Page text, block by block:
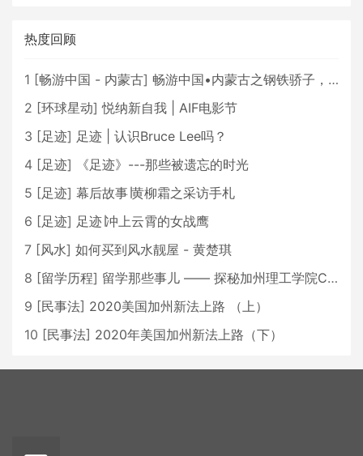
热度回顾
1 [畅游中国 - 内蒙古] 畅游中国•内蒙古之钢铁骄子，魅力包头
2 [环球星动] 悦纳新自我 | AIF电影节
3 [足迹] 足迹 | 认识Bruce Lee吗？
4 [足迹]
《足迹》---那些被遗忘的时光
5 [足迹] 幕后故事∣黄柳霜之采访手札
6 [足迹] 足迹∣冲上云霄的女战鹰
7 [风水] 如何买到风水靓屋 - 黄楚琪
8 [留学历程] 留学那些事儿 —— 探秘加州理工学院Caltech博士生活 [上集]
9 [民事法] 2020美国加州新法上路 （上）
10 [民事法] 2020年美国加州新法上路（下）